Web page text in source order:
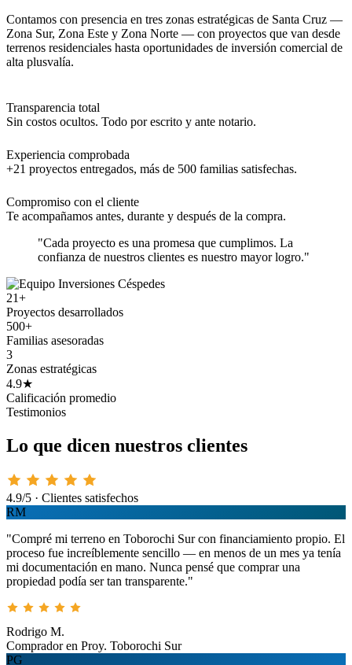
Contamos con presencia en tres zonas estratégicas de Santa Cruz —
Zona Sur, Zona Este y Zona Norte — con proyectos que van desde
terrenos residenciales hasta oportunidades de inversión comercial de
alta plusvalía.
Transparencia total
Sin costos ocultos. Todo por escrito y ante notario.
Experiencia comprobada
+21 proyectos entregados, más de 500 familias satisfechas.
Compromiso con el cliente
Te acompañamos antes, durante y después de la compra.
"Cada proyecto es una promesa que cumplimos. La
confianza de nuestros clientes es nuestro mayor logro."
21+
Proyectos desarrollados
500+
Familias asesoradas
3
Zonas estratégicas
4.9★
Calificación promedio
Testimonios
Lo que dicen nuestros clientes
4.9/5 · Clientes satisfechos
RM
"Compré mi terreno en Toborochi Sur con financiamiento propio. El
proceso fue increíblemente sencillo — en menos de un mes ya tenía
mi documentación en mano. Nunca pensé que comprar una
propiedad podía ser tan transparente."
Rodrigo M.
Comprador en Proy. Toborochi Sur
PG